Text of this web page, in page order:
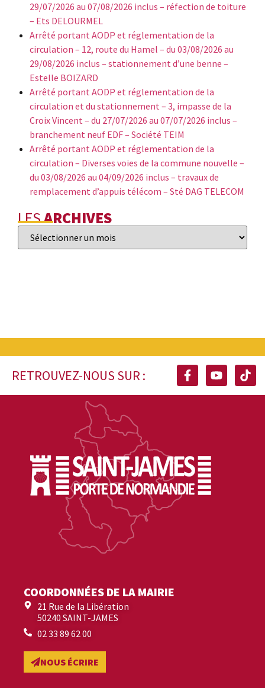
29/07/2026 au 07/08/2026 inclus – réfection de toiture
– Ets DELOURMEL
Arrêté portant AODP et réglementation de la
circulation – 12, route du Hamel – du 03/08/2026 au
29/08/2026 inclus – stationnement d’une benne –
Estelle BOIZARD
Arrêté portant AODP et réglementation de la
circulation et du stationnement – 3, impasse de la
Croix Vincent – du 27/07/2026 au 07/07/2026 inclus –
branchement neuf EDF – Société TEIM
Arrêté portant AODP et réglementation de la
circulation – Diverses voies de la commune nouvelle –
du 03/08/2026 au 04/09/2026 inclus – travaux de
remplacement d’appuis télécom – Sté DAG TELECOM
LESARCHIVES
RETROUVEZ-NOUS SUR :
COORDONNÉES DE LA MAIRIE
21 Rue de la Libération
50240 SAINT-JAMES
02 33 89 62 00
NOUS ÉCRIRE